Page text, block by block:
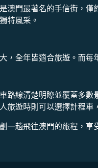
澳門最著名的手信街，
特風采。
，全年皆適合旅遊。而
路線清楚明瞭並覆蓋多
旅遊時則可以選擇計程車
一趟飛往澳門的旅程，享